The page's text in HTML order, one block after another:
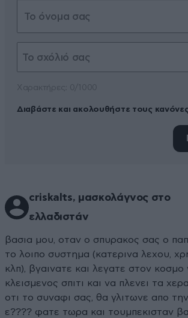
Διαβάστε και ακολουθήστε τους
criskalts, μασκολάγνος στο
ελλαδιστάν
βασια μου, οταν ο σπυρακος σας ο
το λοιπο συστημα (κατερινα λεχου,
κλπ), βγαινατε και λεγατε στον κοσμο
κλεισμενος σπιτι και να πλενει τα
οτι το συναφι σας, θα γλιτωνε απο
ε???? φατε τωρα και τουμπεκισταν